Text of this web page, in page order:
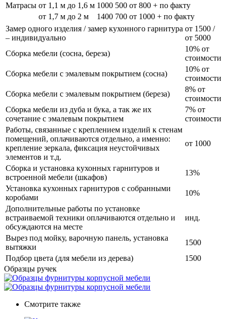
Матрасы от 1,1 м до 1,6 м 1000 500 от 800 + по факту
от 1,7 м до 2 м
1400 700 от 1000 + по факту
Замер одного изделия / замер кухонного гарнитура
– индивидуально
от 1500 /
от 5000
Сборка мебели (сосна, береза)
10% от
стоимости
Сборка мебели с эмалевым покрытием (сосна)
10% от
стоимости
Сборка мебели с эмалевым покрытием (береза)
8% от
стоимости
Сборка мебели из дуба и бука, а так же их
сочетание с эмалевым покрытием
7% от
стоимости
Работы, связанные с креплением изделий к стенам
помещений, оплачиваются отдельно, а именно:
крепление зеркала, фиксация неустойчивых
элементов и т.д.
от 1000
Сборка и установка кухонных гарнитуров и
встроенной мебели (шкафов)
13%
Установка кухонных гарнитуров с собранными
коробами
10%
Дополнительные работы по установке
встраиваемой техники оплачиваются отдельно и
обсуждаются на месте
инд.
Вырез под мойку, варочную панель, установка
вытяжки
1500
Подбор цвета (для мебели из дерева)
1500
Образцы ручек
Смотрите также